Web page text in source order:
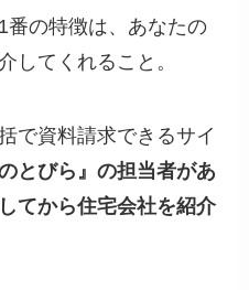
番の特徴は、あなたの
してくれること。
で資料請求できるサイ
とびら』の担当者があ
てから住宅会社を紹介